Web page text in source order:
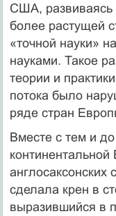
США, развиваясь
более растущей
«точной науки»
науками. Такое
теории и
потока было
ряде стран
Вместе с тем и
англосаксонских
сделала крен в
выразившийся в